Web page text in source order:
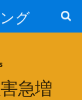
グ
急増